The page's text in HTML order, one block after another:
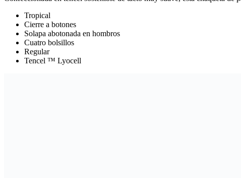
Tropical
Cierre a botones
Solapa abotonada en hombros
Cuatro bolsillos
Regular
Tencel ™ Lyocell